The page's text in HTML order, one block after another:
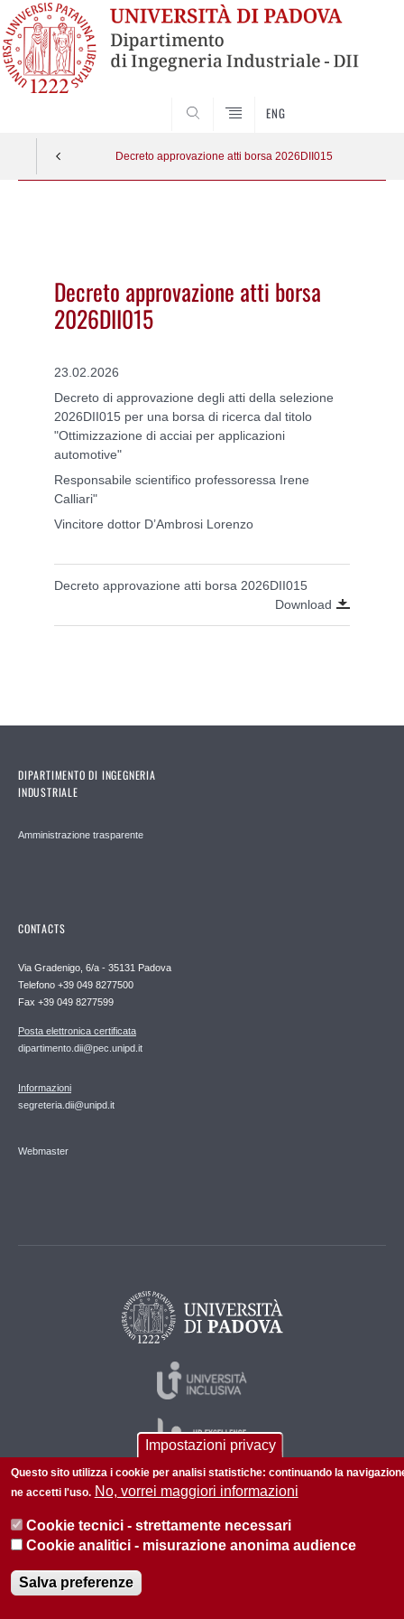
ENG
Decreto approvazione atti borsa 2026DII015
Decreto approvazione atti borsa
2026DII015
23.02.2026
Decreto di approvazione degli atti della selezione
2026DII015 per una borsa di ricerca dal titolo
"Ottimizzazione di acciai per applicazioni
automotive"
Responsabile scientifico professoressa Irene
Calliari"
Vincitore dottor D’Ambrosi Lorenzo
Decreto approvazione atti borsa 2026DII015
Download
DIPARTIMENTO DI INGEGNERIA
INDUSTRIALE
Amministrazione trasparente
CONTACTS
Via Gradenigo, 6/a - 35131 Padova
Telefono +39 049 8277500
Fax +39 049 8277599
Posta elettronica certificata
dipartimento.dii@pec.unipd.it
Informazioni
segreteria.dii@unipd.it
Webmaster
P.I. 00742430283 C.F. 80006480281
Amministrazione trasparente
Impostazioni privacy
Questo sito utilizza i cookie per analisi statistiche: continuando la
ne accetti l'uso. No, vorrei maggiori informazioni
Cookie tecnici - strettamente necessari
Cookie analitici - misurazione anonima audience
Salva preferenze